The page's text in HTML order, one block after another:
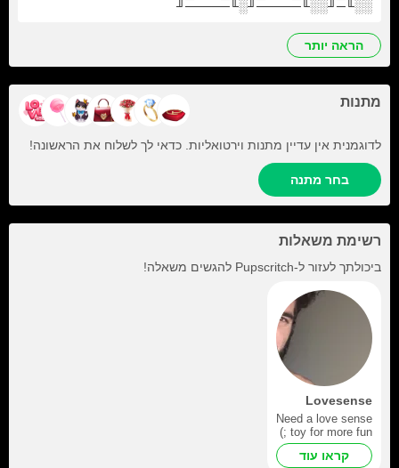
░░╙─╜░░╙─────╜░╙─────╜
הראה יותר
מתנות
לדוגמנית אין עדיין מתנות וירטואליות. כדאי לך לשלוח את הראשונה!
בחר מתנה
רשימת משאלות
ביכולתך לעזור ל-Pupscritch להגשים משאלה!
Lovesense
Need a love sense
toy for more fun ;)
קראו עוד